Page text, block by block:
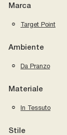
Marca
Target Point
Ambiente
Da Pranzo
Materiale
In Tessuto
Stile